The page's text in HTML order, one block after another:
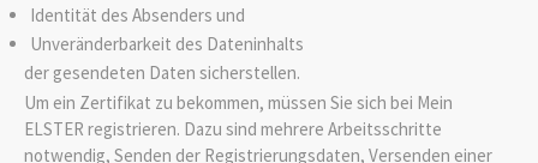
Identität des Absenders und
Unveränderbarkeit des Dateninhalts
der gesendeten Daten sicherstellen.
Um ein Zertifikat zu bekommen, müssen Sie sich bei Mein
ELSTER registrieren. Dazu sind mehrere Arbeitsschritte
notwendig, Senden der Registrierungsdaten, Versenden einer